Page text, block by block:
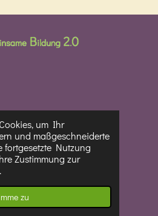
um Ihr
und maßgeschneiderte
fortgesetzte Nutzung
Zustimmung zur
zu